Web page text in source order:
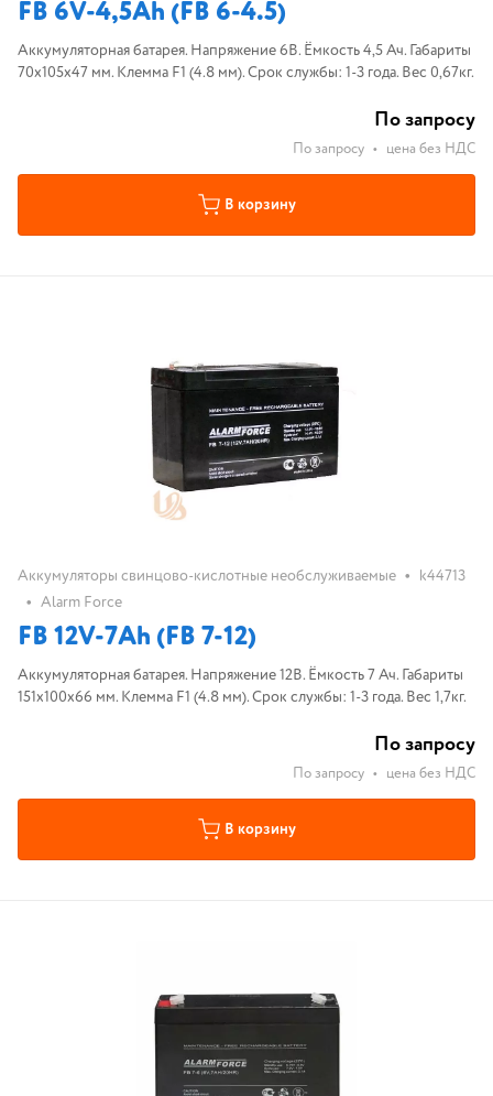
FB 6V-4,5Ah (FB 6-4.5)
Аккумуляторная батарея. Напряжение 6В. Ёмкость 4,5 Ач. Габариты
70х105х47 мм. Клемма F1 (4.8 мм). Срок службы: 1-3 года. Вес 0,67кг.
По запросу
По запросу • цена без НДС
В корзину
Аккумуляторы свинцово-кислотные необслуживаемые • k44713
• Alarm Force
FB 12V-7Ah (FB 7-12)
Аккумуляторная батарея. Напряжение 12В. Ёмкость 7 Ач. Габариты
151х100х66 мм. Клемма F1 (4.8 мм). Срок службы: 1-3 года. Вес 1,7кг.
По запросу
По запросу • цена без НДС
В корзину